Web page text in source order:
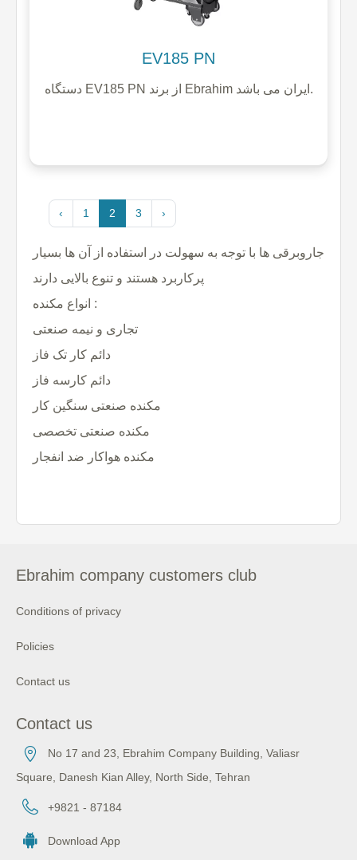
EV185 PN
دستگاه EV185 PN از برند Ebrahim ایران می باشد.
‹ 1 2 3 ›
جاروبرقی ها با توجه به سهولت در استفاده از آن ها بسیار
پرکاربرد هستند و تنوع بالایی دارند
انواع مکنده :
تجاری و نیمه صنعتی
دائم کار تک فاز
دائم کارسه فاز
مکنده صنعتی سنگین کار
مکنده صنعتی تخصصی
مکنده هواکار ضد انفجار
Ebrahim company customers club
Conditions of privacy
Policies
Contact us
Contact us
No 17 and 23, Ebrahim Company Building, Valiasr
Square, Danesh Kian Alley, North Side, Tehran
+9821 - 87184
Download App